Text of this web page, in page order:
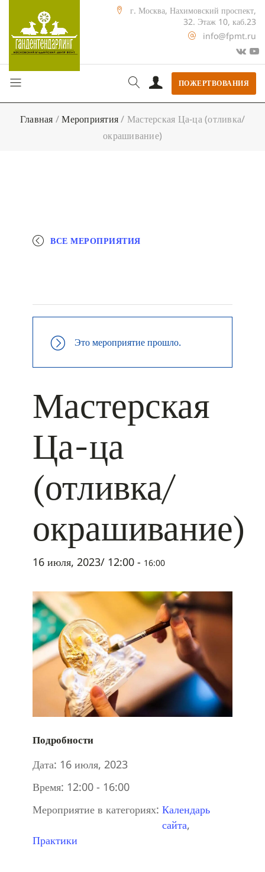
г. Москва, Нахимовский проспект,
32. Этаж 10, каб.23
info@fpmt.ru
ПОЖЕРТВОВАНИЯ
Главная /Мероприятия/ Мастерская Ца-ца (отливка/
окрашивание)
ВСЕ МЕРОПРИЯТИЯ
Это мероприятие прошло.
Мастерская
Ца-ца
(отливка/
окрашивание)
16 июля, 2023/ 12:00 - 16:00
Подробности
Дата: 16 июля, 2023
Время: 12:00 - 16:00
Мероприятие в категориях: Календарь
сайта,
Практики